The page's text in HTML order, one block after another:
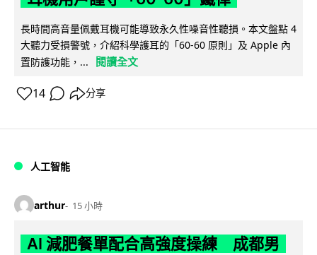
長時間高音量佩戴耳機可能導致永久性噪音性聽損。本文盤點 4
大聽力受損警號，介紹科學護耳的「60-60 原則」及 Apple 內
置防護功能，...
閱讀全文
14 分享
人工智能
arthur 15 小時
AI 減肥餐單配合高強度操練 成都男